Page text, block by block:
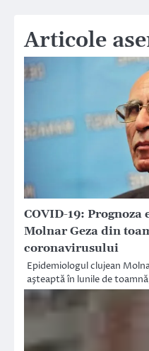
Articole
COVID-19:
Molnar Geza din
coronavirusului
Epidemiologul clujean
aşteaptă în lunile de